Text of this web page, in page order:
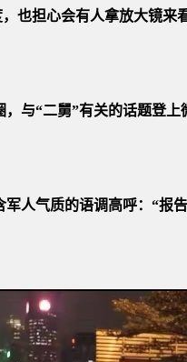
也担心会有人拿放大镜
与“二舅”有关的话题登
人气质的语调高呼：“